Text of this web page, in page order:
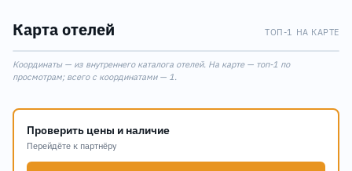
Карта отелей ТОП-1 НА КАРТЕ
1
+
Координаты — из внутреннего каталога отелей. На карте — топ-1 по
просмотрам; всего с координатами — 1.
Проверить цены и наличие
Перейдёте к партнёру